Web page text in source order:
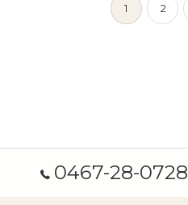
1 2
0467-28-0728